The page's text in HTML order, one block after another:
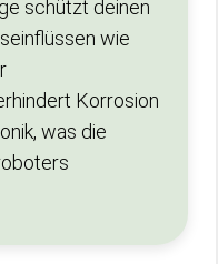
schützt deinen
wie
Korrosion
was die